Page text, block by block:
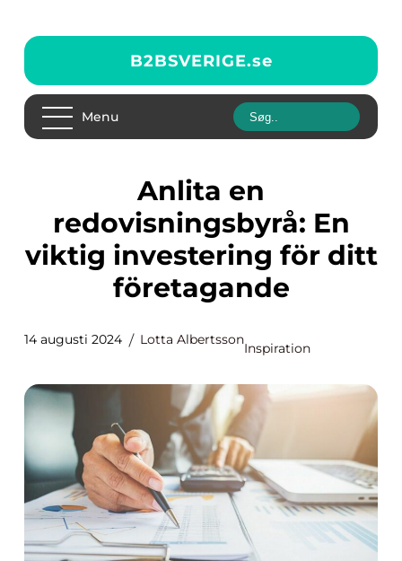
B2BSVERIGE.se
Menu
Anlita en
redovisningsbyrå: En
viktig investering för ditt
företagande
14 augusti 2024 Lotta Albertsson
Inspiration